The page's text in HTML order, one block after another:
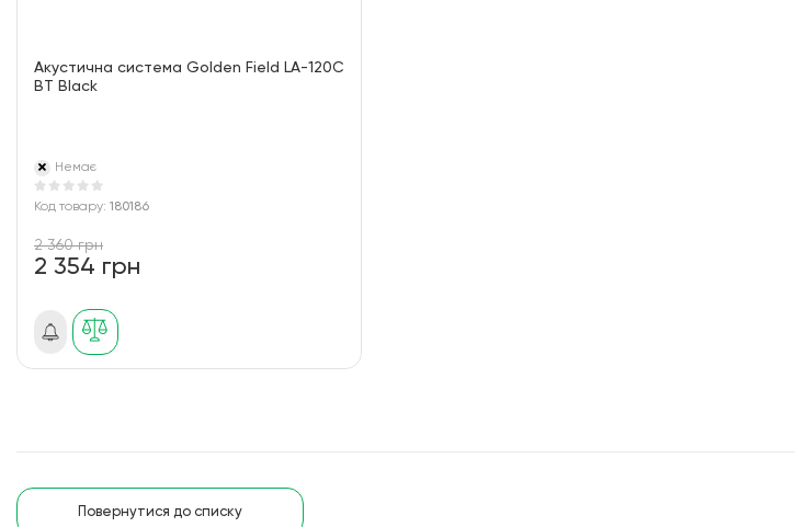
Акустична система Golden Field LA-120C
BT Black
Немає
Код товару: 180186
2 360 грн
2 354 грн
Повернутися до списку